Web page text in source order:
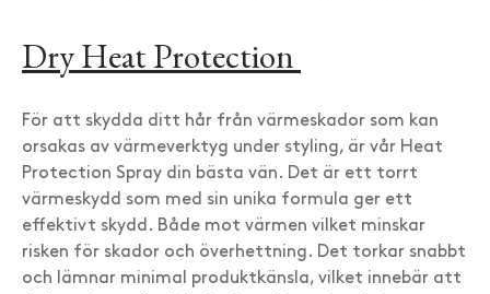
Dry Heat Protection
För att skydda ditt hår från värmeskador som kan
orsakas av värmeverktyg under styling, är vår Heat
Protection Spray din bästa vän. Det är ett torrt
värmeskydd som med sin unika formula ger ett
effektivt skydd. Både mot värmen vilket minskar
risken för skador och överhettning. Det torkar snabbt
och lämnar minimal produktkänsla, vilket innebär att